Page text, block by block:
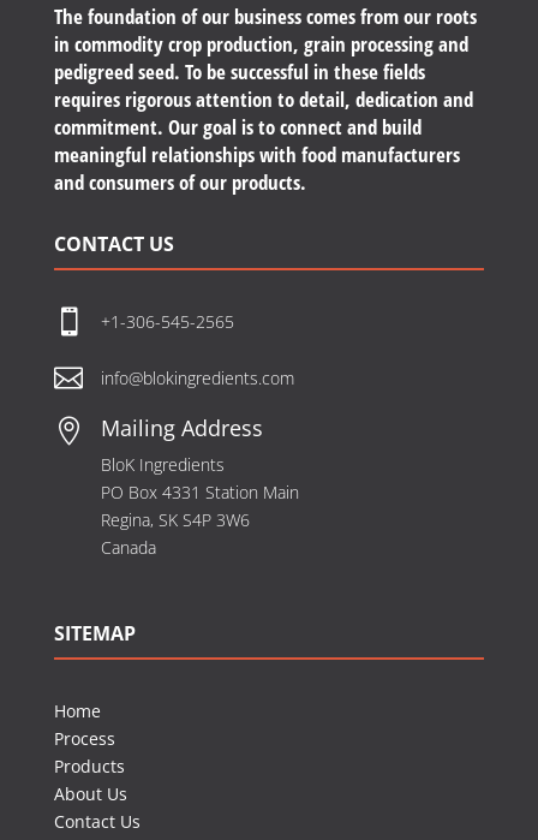
The foundation of our business comes from our roots
in commodity crop production, grain processing and
pedigreed seed. To be successful in these fields
requires rigorous attention to detail, dedication and
commitment. Our goal is to connect and build
meaningful relationships with food manufacturers
and consumers of our products.
CONTACT US
 +1-306-545-2565
 info@blokingredients.com
 Mailing Address
BloK Ingredients
PO Box 4331 Station Main
Regina, SK S4P 3W6
Canada
SITEMAP
Home
Process
Products
About Us
Contact Us